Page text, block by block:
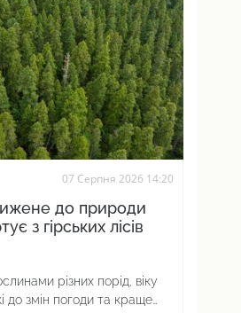
07 Серпня 2026 14:20
до природи
з гірських лісів
різних порід, віку
до змін погоди та краще